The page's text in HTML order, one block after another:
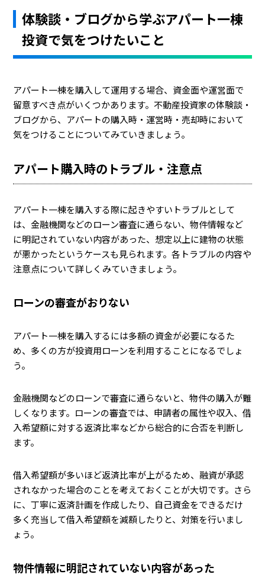
体験談・ブログから学ぶアパート一棟
投資で気をつけたいこと
アパート一棟を購入して運用する場合、資金面や運営面で
留意すべき点がいくつかあります。不動産投資家の体験談・
ブログから、アパートの購入時・運営時・売却時において
気をつけることについてみていきましょう。
アパート購入時のトラブル・注意点
アパート一棟を購入する際に起きやすいトラブルとして
は、金融機関などのローン審査に通らない、物件情報など
に明記されていない内容があった、想定以上に建物の状態
が悪かったというケースも見られます。各トラブルの内容や
注意点について詳しくみていきましょう。
ローンの審査がおりない
アパート一棟を購入するには多額の資金が必要になるた
め、多くの方が投資用ローンを利用することになるでしょ
う。
金融機関などのローンで審査に通らないと、物件の購入が難
しくなります。ローンの審査では、申請者の属性や収入、借
入希望額に対する返済比率などから総合的に合否を判断し
ます。
借入希望額が多いほど返済比率が上がるため、融資が承認
されなかった場合のことを考えておくことが大切です。さら
に、丁寧に返済計画を作成したり、自己資金をできるだけ
多く充当して借入希望額を減額したりと、対策を行いまし
ょう。
物件情報に明記されていない内容があった